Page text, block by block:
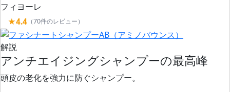
フィヨーレ
★4.4 （70件のレビュー）
解説
アンチエイジングシャンプーの最高峰
頭皮の老化を強力に防ぐシャンプー。